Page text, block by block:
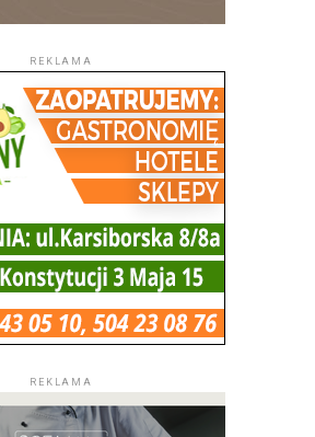
REKLAMA
REKLAMA